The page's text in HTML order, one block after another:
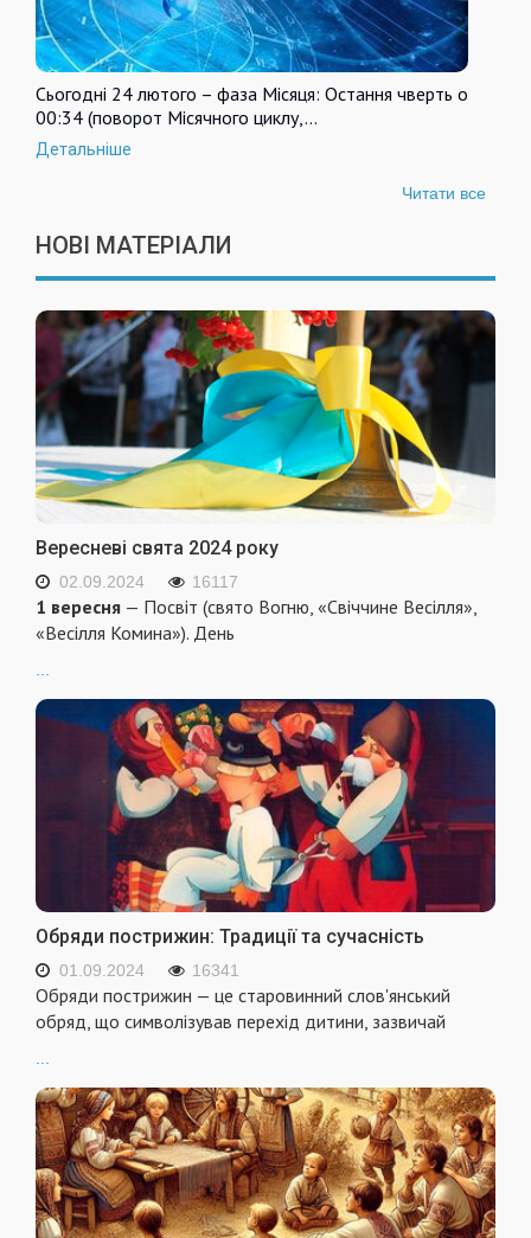
Сьогодні 24 лютого – фаза Місяця: Остання чверть о
00:34 (поворот Місячного циклу,…
Детальніше
Читати все
НОВІ МАТЕРІАЛИ
Вересневі свята 2024 року
02.09.2024 16117
1 вересня — Посвіт (свято Вогню, «Свіччине Весілля»,
«Весілля Комина»). День
Обряди пострижин: Традиції та сучасність
01.09.2024 16341
Обряди пострижин — це старовинний слов'янський
обряд, що символізував перехід дитини, зазвичай
...